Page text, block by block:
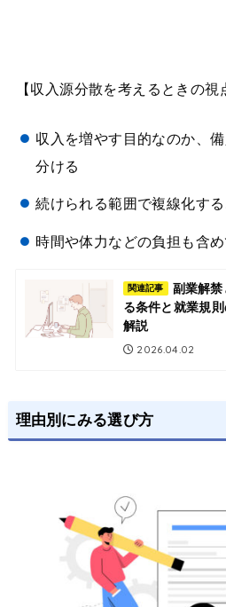
【収入源分散を考えるときの視
収入を増やす目的なのか、
分ける
続けられる範囲で複線化す
時間や体力などの負担も含
関連記事
副業解
る条件と就業規
解説
2026.04.02
理由別にみる選び方